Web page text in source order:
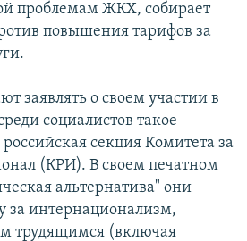
проблемам ЖКХ, собирает
повышения тарифов за
заявлять о своем участии в
социалистов такое
секция Комитета за
(КРИ). В своем печатном
альтернатива" они
за интернационализм,
трудящимся (включая